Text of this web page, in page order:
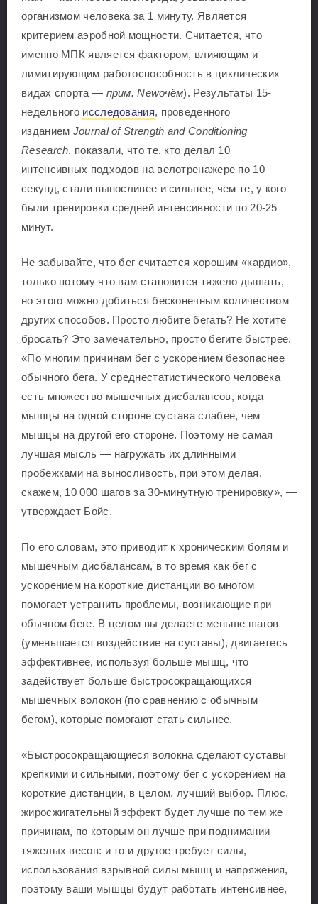
организмом человека за 1 минуту. Является
критерием аэробной мощности. Считается, что
именно МПК является фактором, влияющим и
лимитирующим работоспособность в циклических
видах спорта — прим. Newочём). Результаты 15-
недельного исследования, проведенного
изданием Journal of Strength and Conditioning
Research, показали, что те, кто делал 10
интенсивных подходов на велотренажере по 10
секунд, стали выносливее и сильнее, чем те, у кого
были тренировки средней интенсивности по 20-25
минут.
Не забывайте, что бег считается хорошим «кардио»,
только потому что вам становится тяжело дышать,
но этого можно добиться бесконечным количеством
других способов. Просто любите бегать? Не хотите
бросать? Это замечательно, просто бегите быстрее.
«По многим причинам бег с ускорением безопаснее
обычного бега. У среднестатистического человека
есть множество мышечных дисбалансов, когда
мышцы на одной стороне сустава слабее, чем
мышцы на другой его стороне. Поэтому не самая
лучшая мысль — нагружать их длинными
пробежками на выносливость, при этом делая,
скажем, 10 000 шагов за 30-минутную тренировку», —
утверждает Бойс.
По его словам, это приводит к хроническим болям и
мышечным дисбалансам, в то время как бег с
ускорением на короткие дистанции во многом
помогает устранить проблемы, возникающие при
обычном беге. В целом вы делаете меньше шагов
(уменьшается воздействие на суставы), двигаетесь
эффективнее, используя больше мышц, что
задействует больше быстросокращающихся
мышечных волокон (по сравнению с обычным
бегом), которые помогают стать сильнее.
«Быстросокращающиеся волокна сделают суставы
крепкими и сильными, поэтому бег с ускорением на
короткие дистанции, в целом, лучший выбор. Плюс,
жиросжигательный эффект будет лучше по тем же
причинам, по которым он лучше при поднимании
тяжелых весов: и то и другое требует силы,
использования взрывной силы мышц и напряжения,
поэтому ваши мышцы будут работать интенсивнее,